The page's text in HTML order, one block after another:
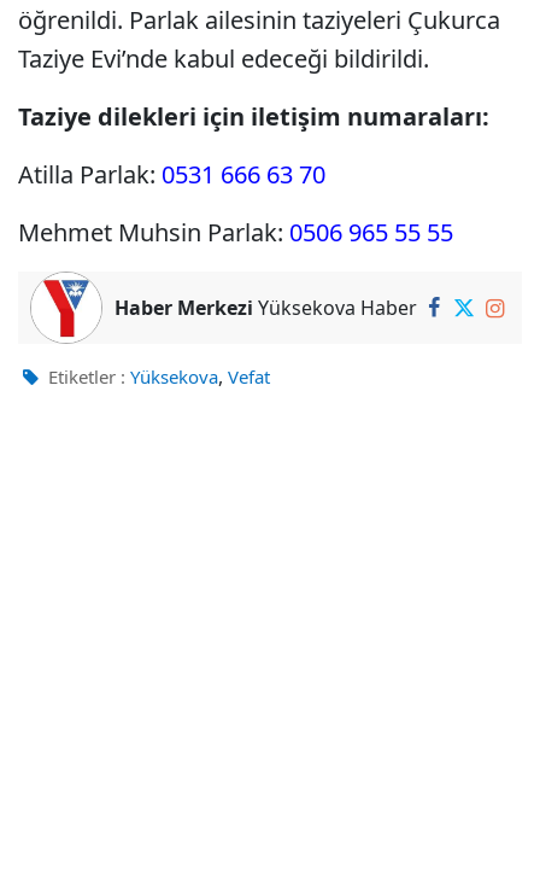
öğrenildi. Parlak ailesinin taziyeleri Çukurca
Taziye Evi’nde kabul edeceği bildirildi.
Taziye dilekleri için iletişim numaraları:
Atilla Parlak: 0531 666 63 70
Mehmet Muhsin Parlak: 0506 965 55 55
Haber Merkezi Yüksekova Haber
Etiketler : Yüksekova, Vefat